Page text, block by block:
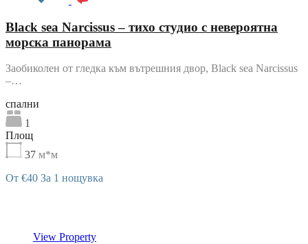
Black sea Narcissus – тихо студио с невероятна
морска панорама
Заобиколен от гледка към вътрешния двор, Black sea Narcissus
–…
cпални
1
Площ
37 м*м
От €40 За 1 нощувка
View Property